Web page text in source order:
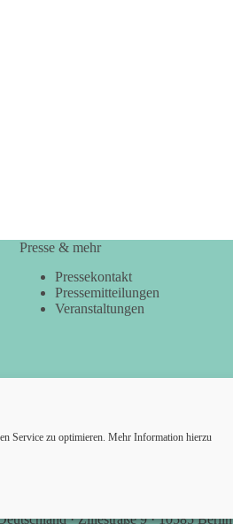
Service zu optimieren. Mehr Information hierzu
Presse & mehr
Pressekontakt
Pressemitteilungen
Veranstaltungen
· Zillestraße 9 · 10585 Berlin